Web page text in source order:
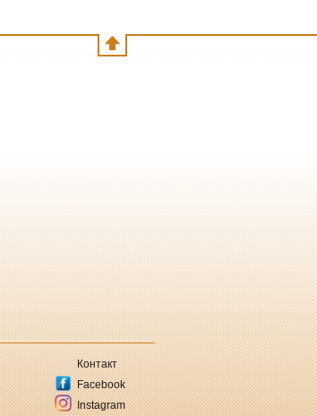
Контакт
Facebook
Instagram